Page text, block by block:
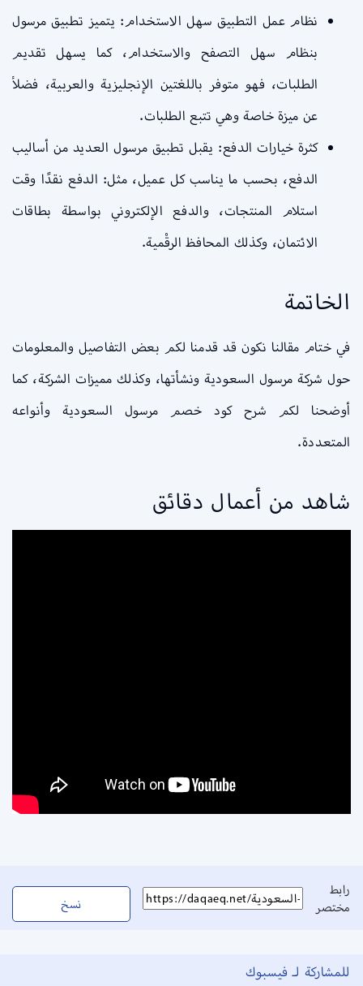
نظام عمل التطبيق سهل الاستخدام: يتميز تطبيق مرسول
بنظام سهل التصفح والاستخدام، كما يسهل تقديم
الطلبات، فهو متوفر باللغتين الإنجليزية والعربية، فضلاً
عن ميزة خاصة وهي تتبع الطلبات.
كثرة خيارات الدفع: يقبل تطبيق مرسول العديد من أساليب
الدفع، بحسب ما يناسب كل عميل، مثل: الدفع نقدًا وقت
استلام المنتجات، والدفع الإلكتروني بواسطة بطاقات
الائتمان، وكذلك المحافظ الرقْمية.
الخاتمة
في ختام مقالنا نكون قد قدمنا لكم بعض التفاصيل والمعلومات
حول شركة مرسول السعودية ونشأتها، وكذلك مميزات الشركة، كما
أوضحنا لكم شرح كود خصم مرسول السعودية وأنواعه
المتعددة.
شاهد من أعمال دقائق
رابط
مختصر
نسخ
للمشاركة لـ فيسبوك